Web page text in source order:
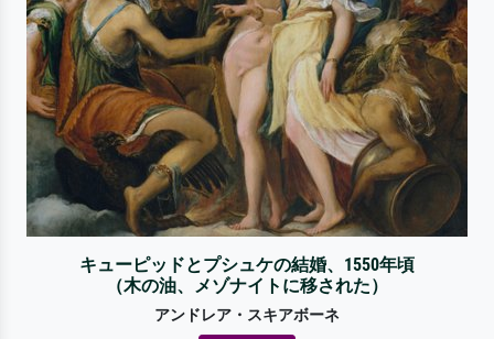
キューピッドとプシュケの結婚、1550年頃
（木の油、メゾナイトに移された）
アンドレア・スキアボーネ